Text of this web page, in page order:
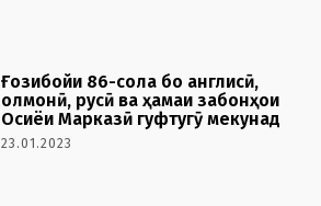
Ғозибойи 86-сола бо англисӣ,
олмонӣ, русӣ ва ҳамаи забонҳои
Осиёи Марказӣ гуфтугӯ мекунад
23.01.2023